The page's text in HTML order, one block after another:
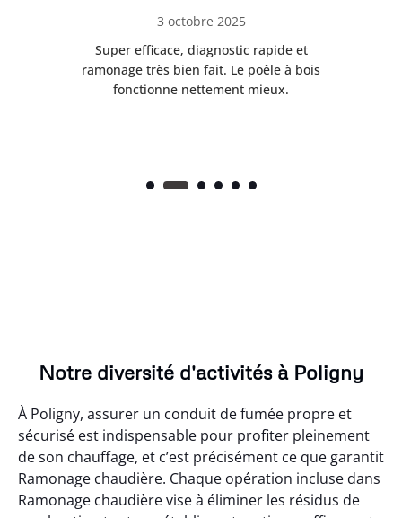
3 octobre 2025
Super efficace, diagnostic rapide et
ramonage très bien fait. Le poêle à bois
fonctionne nettement mieux.
Notre diversité d'activités à Poligny
À Poligny, assurer un conduit de fumée propre et
sécurisé est indispensable pour profiter pleinement
de son chauffage, et c’est précisément ce que garantit
Ramonage chaudière. Chaque opération incluse dans
Ramonage chaudière vise à éliminer les résidus de